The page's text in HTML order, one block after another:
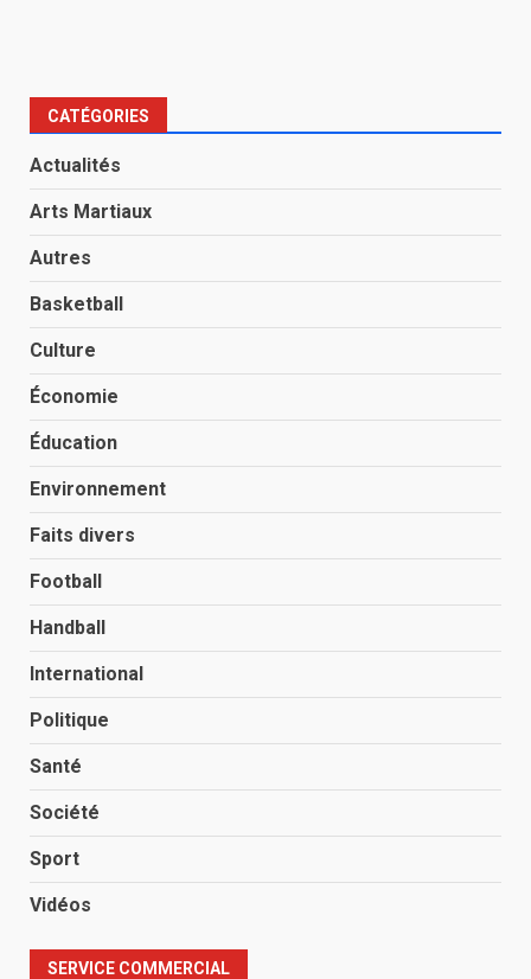
CATÉGORIES
Actualités
Arts Martiaux
Autres
Basketball
Culture
Économie
Éducation
Environnement
Faits divers
Football
Handball
International
Politique
Santé
Société
Sport
Vidéos
SERVICE COMMERCIAL